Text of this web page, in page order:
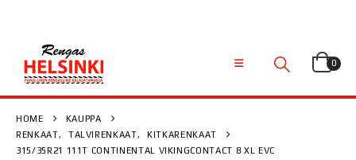
0
HOME
KAUPPA
RENKAAT, TALVIRENKAAT,
KITKARENKAAT
315/35R21 111T CONTINENTAL VIKINGCONTACT 8 XL EVC